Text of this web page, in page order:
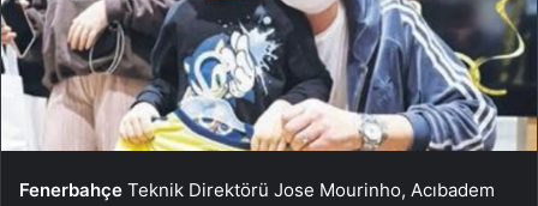
Fenerbahçe Teknik Direktörü Jose Mourinho, Acıbadem